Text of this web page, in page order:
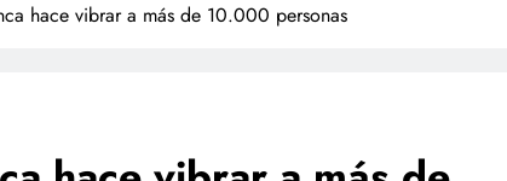
hace vibrar a más de 10.000 personas